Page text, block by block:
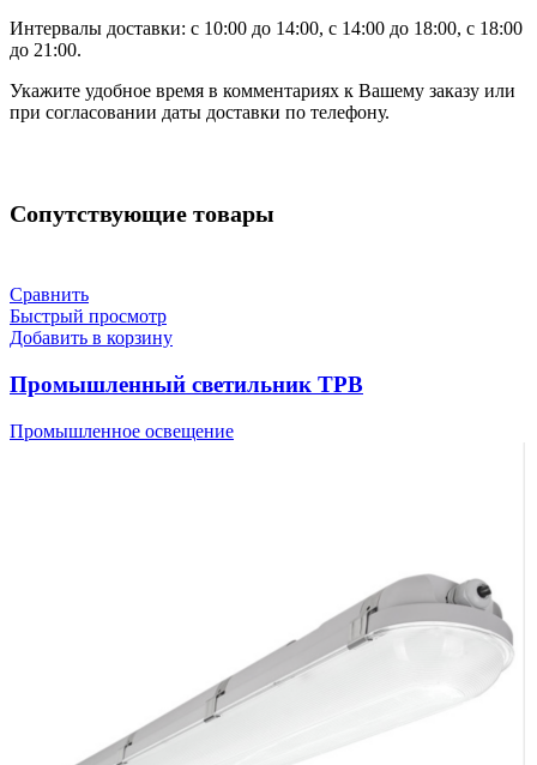
Интервалы доставки: с 10:00 до 14:00, с 14:00 до 18:00, с 18:00
до 21:00.
Укажите удобное время в комментариях к Вашему заказу или
при согласовании даты доставки по телефону.
Сопутствующие товары
Сравнить
Быстрый просмотр
Добавить в корзину
Промышленный светильник TPB
Промышленное освещение